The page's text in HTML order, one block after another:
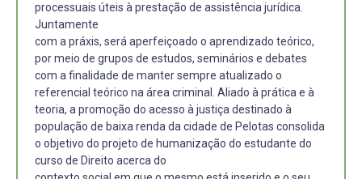
processuais úteis à prestação de assistência jurídica.
Juntamente
com a práxis, será aperfeiçoado o aprendizado teórico,
por meio de grupos de estudos, seminários e debates
com a finalidade de manter sempre atualizado o
referencial teórico na área criminal. Aliado à prática e à
teoria, a promoção do acesso à justiça destinado à
população de baixa renda da cidade de Pelotas consolida
o objetivo do projeto de humanização do estudante do
curso de Direito acerca do